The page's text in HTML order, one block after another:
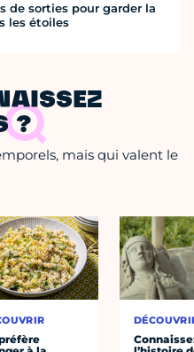
de sorties pour garder la
les étoiles
?
mais qui valent le